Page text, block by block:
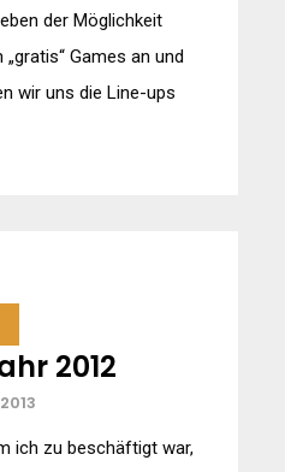
der Möglichkeit
Games an und
wir uns die Line-ups
2012
ich zu beschäftigt war,